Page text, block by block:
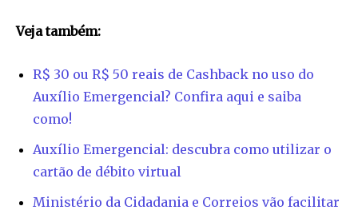
Veja também:
R$ 30 ou R$ 50 reais de Cashback no uso do
Auxílio Emergencial? Confira aqui e saiba
como!
Auxílio Emergencial: descubra como utilizar o
cartão de débito virtual
Ministério da Cidadania e Correios vão facilitar